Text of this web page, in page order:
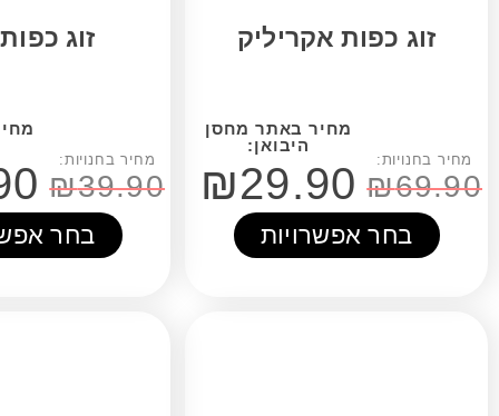
אקריליק
₪29.90
זוג כפות סלט
₪39.90
₪19.90
בחר אפשרויות